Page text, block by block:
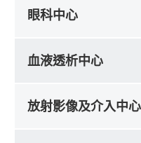
眼科中心
血液透析中心
放射影像及介入中心